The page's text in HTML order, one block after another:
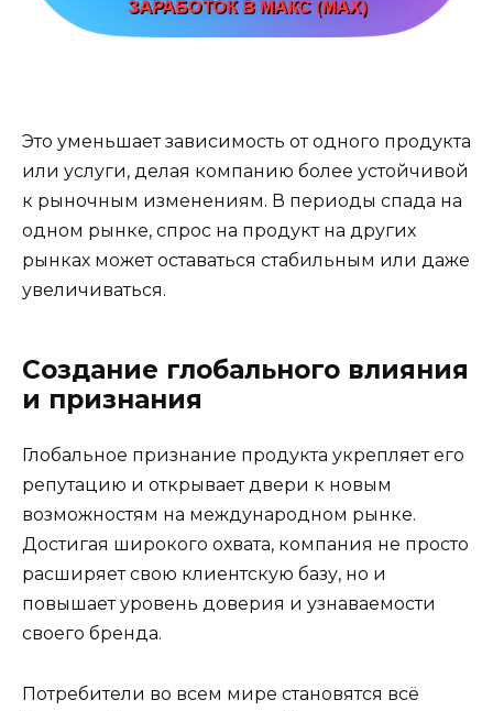
Это уменьшает зависимость от одного продукта
или услуги, делая компанию более устойчивой
к рыночным изменениям. В периоды спада на
одном рынке, спрос на продукт на других
рынках может оставаться стабильным или даже
увеличиваться.
Создание глобального влияния
и признания
Глобальное признание продукта укрепляет его
репутацию и открывает двери к новым
возможностям на международном рынке.
Достигая широкого охвата, компания не просто
расширяет свою клиентскую базу, но и
повышает уровень доверия и узнаваемости
своего бренда.
Потребители во всем мире становятся всё